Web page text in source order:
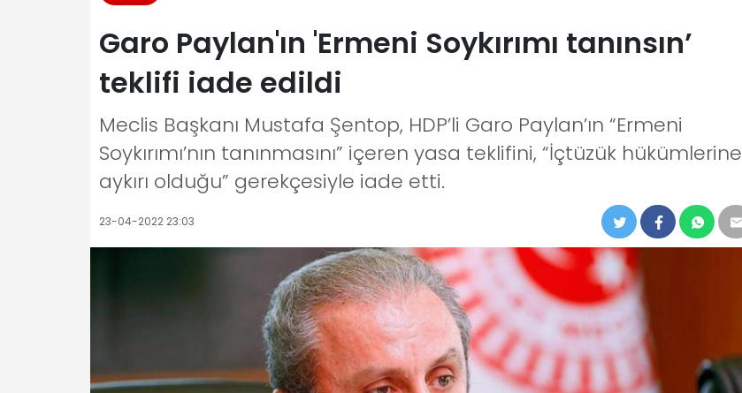
Garo Paylan'ın 'Ermeni Soykırımı tanınsın’
teklifi iade edildi
Meclis Başkanı Mustafa Şentop, HDP’li Garo Paylan’ın “Ermeni
Soykırımı’nın tanınmasını” içeren yasa teklifini, “İçtüzük hükümlerine
aykırı olduğu” gerekçesiyle iade etti.
23-04-2022 23:03